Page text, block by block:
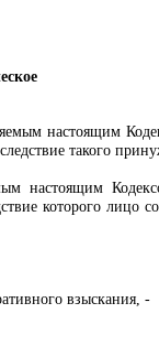
настоящим
такого
настоящим
которого лицо
взыскания, -